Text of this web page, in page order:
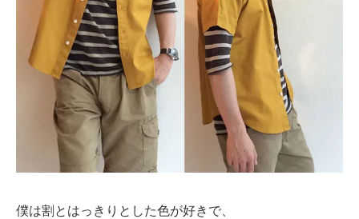
僕は割とはっきりとした色が好きで、